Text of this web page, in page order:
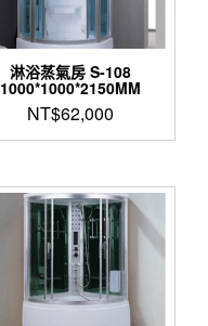
淋浴蒸氣房 S-108
1000*1000*2150MM
NT$62,000